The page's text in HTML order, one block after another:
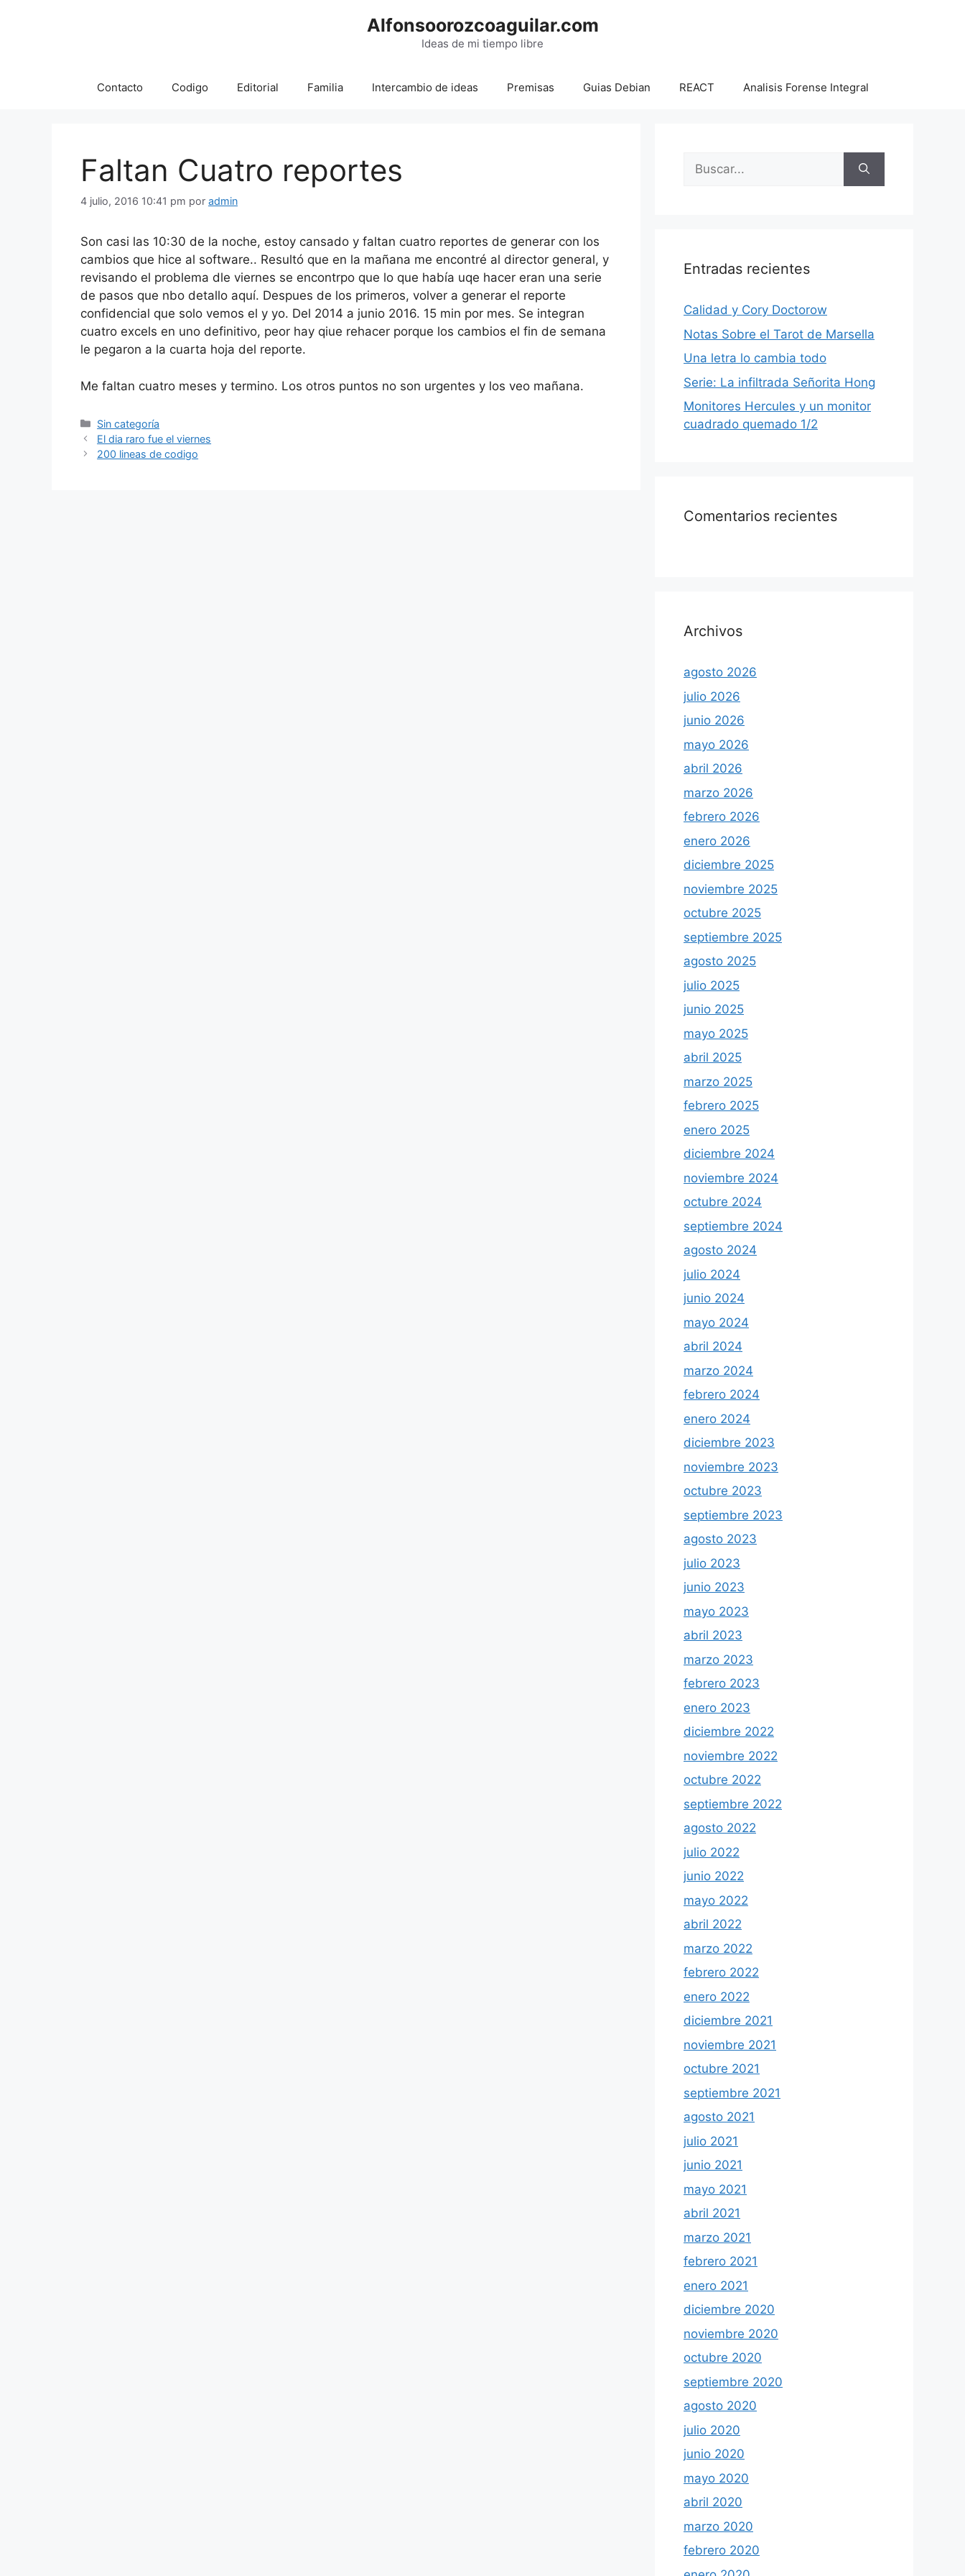
Alfonsoorozcoaguilar.com
Ideas de mi tiempo libre
Contacto Codigo Editorial Familia Intercambio de ideas Premisas Guias Debian REACT Analisis Forense Integral
Faltan Cuatro reportes
4 julio, 2016 10:41 pm por admin
Son casi las 10:30 de la noche, estoy cansado y faltan cuatro reportes de generar con los
cambios que hice al software.. Resultó que en la mañana me encontré al director general, y
revisando el problema dle viernes se encontrpo que lo que había uqe hacer eran una serie
de pasos que nbo detallo aquí. Despues de los primeros, volver a generar el reporte
confidencial que solo vemos el y yo. Del 2014 a junio 2016. 15 min por mes. Se integran
cuatro excels en uno definitivo, peor hay qiue rehacer porque los cambios el fin de semana
le pegaron a la cuarta hoja del reporte.
Me faltan cuatro meses y termino. Los otros puntos no son urgentes y los veo mañana.
Categorías
Sin categoría
El dia raro fue el viernes
200 lineas de codigo
Buscar:
Entradas recientes
Calidad y Cory Doctorow
Notas Sobre el Tarot de Marsella
Una letra lo cambia todo
Serie: La infiltrada Señorita Hong
Monitores Hercules y un monitor
cuadrado quemado 1/2
Comentarios recientes
Archivos
agosto 2026
julio 2026
junio 2026
mayo 2026
abril 2026
marzo 2026
febrero 2026
enero 2026
diciembre 2025
noviembre 2025
octubre 2025
septiembre 2025
agosto 2025
julio 2025
junio 2025
mayo 2025
abril 2025
marzo 2025
febrero 2025
enero 2025
diciembre 2024
noviembre 2024
octubre 2024
septiembre 2024
agosto 2024
julio 2024
junio 2024
mayo 2024
abril 2024
marzo 2024
febrero 2024
enero 2024
diciembre 2023
noviembre 2023
octubre 2023
septiembre 2023
agosto 2023
julio 2023
junio 2023
mayo 2023
abril 2023
marzo 2023
febrero 2023
enero 2023
diciembre 2022
noviembre 2022
octubre 2022
septiembre 2022
agosto 2022
julio 2022
junio 2022
mayo 2022
abril 2022
marzo 2022
febrero 2022
enero 2022
diciembre 2021
noviembre 2021
octubre 2021
septiembre 2021
agosto 2021
julio 2021
junio 2021
mayo 2021
abril 2021
marzo 2021
febrero 2021
enero 2021
diciembre 2020
noviembre 2020
octubre 2020
septiembre 2020
agosto 2020
julio 2020
junio 2020
mayo 2020
abril 2020
marzo 2020
febrero 2020